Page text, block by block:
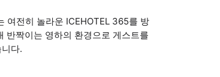
여전히 놀라운 ICEHOTEL 365를 방
반짝이는 영하의 환경으로 게스트를
다.